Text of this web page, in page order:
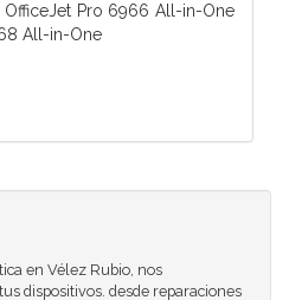
Pro 6966 All-in-One
All-in-One
en Vélez Rubio, nos
dispositivos. desde reparaciones